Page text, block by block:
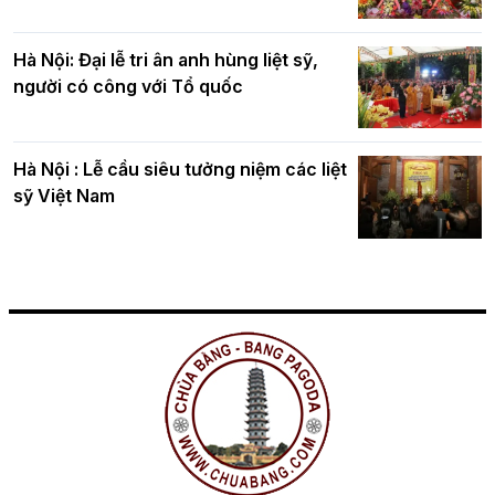
Hà Nội: Đại lễ tri ân anh hùng liệt sỹ,
người có công với Tổ quốc
Hà Nội : Lễ cầu siêu tưởng niệm các liệt
sỹ Việt Nam